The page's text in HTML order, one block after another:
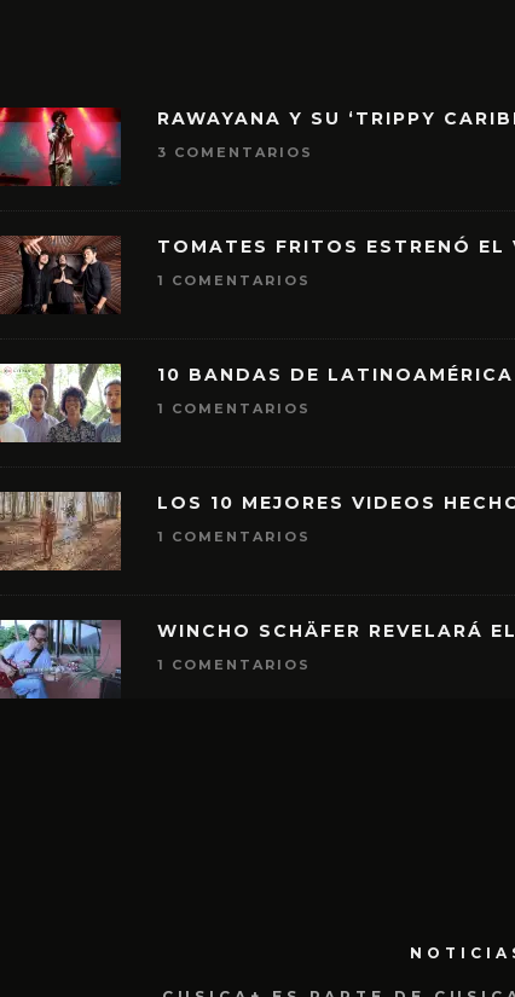
RAWAYANA Y SU ‘TRIPPY
3 COMENTARIOS
TOMATES FRITOS ESTRENÓ
1 COMENTARIOS
10 BANDAS DE
1 COMENTARIOS
LOS 10 MEJORES VIDEOS
1 COMENTARIOS
WINCHO SCHÄFER REVELARÁ
1 COMENTARIOS